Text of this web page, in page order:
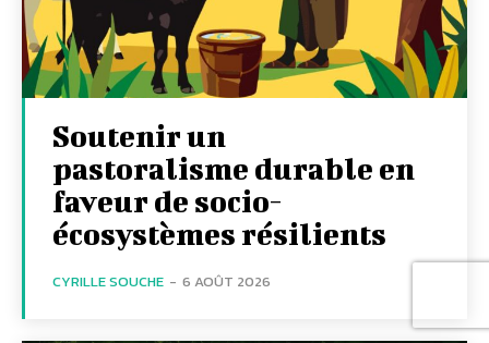
Soutenir un
pastoralisme durable en
faveur de socio-
écosystèmes résilients
CYRILLE SOUCHE - 6 AOÛT 2026